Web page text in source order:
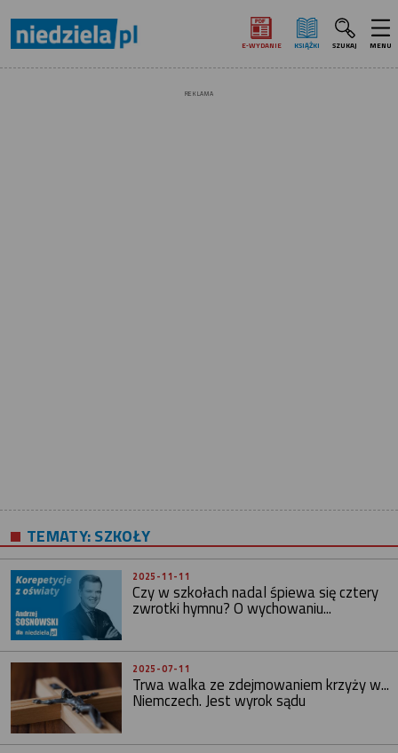
E‑WYDANIE KSIĄŻKI SZUKAJ MENU
REKLAMA
TEMATY:SZKOŁY
2025-11-11
Czy w szkołach nadal śpiewa się cztery
zwrotki hymnu? O wychowaniu...
2025-07-11
Trwa walka ze zdejmowaniem krzyży w...
Niemczech. Jest wyrok sądu